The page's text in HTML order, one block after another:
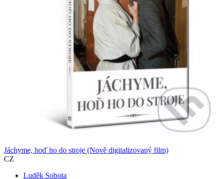
Jáchyme, hoď ho do stroje (Nově digitalizovaný film)
CZ
Luděk Sobota